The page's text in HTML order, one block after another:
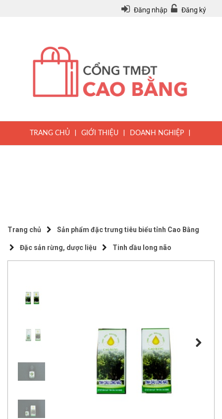
Đăng nhập Đăng ký
TRANG CHỦ GIỚI THIỆU DOANH NGHIỆP
Trang chủ Sản phẩm đặc trưng tiêu biểu tỉnh Cao Bằng
Đặc sản rừng, dược liệu Tinh dầu long não